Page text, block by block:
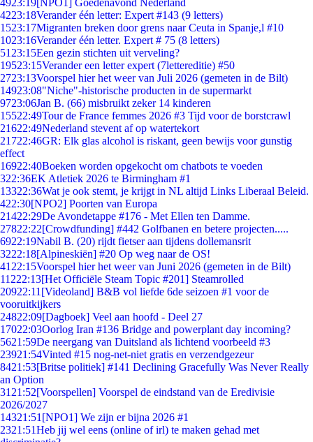
4923:19[NPO1] Goedenavond Nederland
4223:18Verander één letter: Expert #143 (9 letters)
1523:17Migranten breken door grens naar Ceuta in Spanje,l #10
1023:16Verander één letter. Expert # 75 (8 letters)
51 23:15Een gezin stichten uit verveling?
19523:15Verander een letter expert (7lettereditie) #50
2723:13Voorspel hier het weer van Juli 2026 (gemeten in de Bilt)
14923:08"Niche"-historische producten in de supermarkt
9723:06Jan B. (66) misbruikt zeker 14 kinderen
15522:49Tour de France femmes 2026 #3 Tijd voor de borstcrawl
21622:49Nederland stevent af op watertekort
21722:46GR: Elk glas alcohol is riskant, geen bewijs voor gunstig
effect
16922:40Boeken worden opgekocht om chatbots te voeden
322:36EK Atletiek 2026 te Birmingham #1
13322:36Wat je ook stemt, je krijgt in NL altijd Links Liberaal Beleid.
422:30[NPO2] Poorten van Europa
21422:29De Avondetappe #176 - Met Ellen ten Damme.
27822:22[Crowdfunding] #442 Golfbanen en betere projecten.....
6922:19Nabil B. (20) rijdt fietser aan tijdens dollemansrit
3222:18[Alpineskiën] #20 Op weg naar de OS!
41 22:15Voorspel hier het weer van Juni 2026 (gemeten in de Bilt)
11222:13[Het Officiële Steam Topic #201] Steamrolled
20922:11 [Videoland] B&B vol liefde 6de seizoen #1 voor de
vooruitkijkers
24822:09[Dagboek] Veel aan hoofd - Deel 27
17022:03Oorlog Iran #136 Bridge and powerplant day incoming?
5621:59De neergang van Duitsland als lichtend voorbeeld #3
23921:54Vinted #15 nog-net-niet gratis en verzendgezeur
8421:53[Britse politiek] #141 Declining Gracefully Was Never Really
an Option
31 21:52[Voorspellen] Voorspel de eindstand van de Eredivisie
2026/2027
14321:51 [NPO1] We zijn er bijna 2026 #1
2321:51Heb jij wel eens (online of irl) te maken gehad met